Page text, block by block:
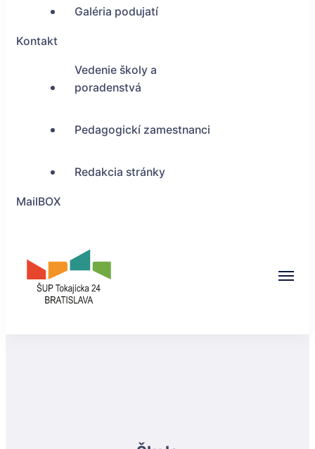
Galéria podujatí
Kontakt
Vedenie školy a
poradenstvá
Pedagogickí zamestnanci
Redakcia stránky
MailBOX